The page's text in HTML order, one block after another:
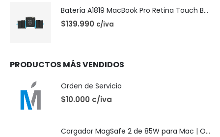
Batería A1819 MacBook Pro Retina Touch Bar 13 | A1706 (2016)
$139.990 c/iva
PRODUCTOS MÁS VENDIDOS
Orden de Servicio
$10.000 c/iva
Cargador MagSafe 2 de 85W para Mac | OEM